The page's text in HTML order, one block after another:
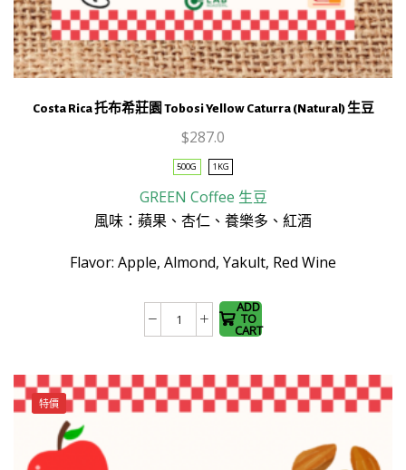
享
受）
數
Costa Rica 托布希莊園 Tobosi Yellow Caturra (Natural) 生豆
$287.0
500G 1KG
GREEN Coffee 生豆
風味：蘋果、杏仁、養樂多、紅酒
Flavor: Apple, Almond, Yakult, Red Wine
Costa
托
布
希
ADD
TO
CART
This
product
multiple
The
options
chosen
on the
product
特價